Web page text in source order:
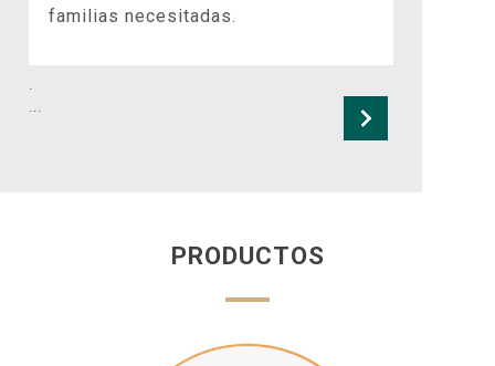
familias necesitadas.
PRODUCTOS